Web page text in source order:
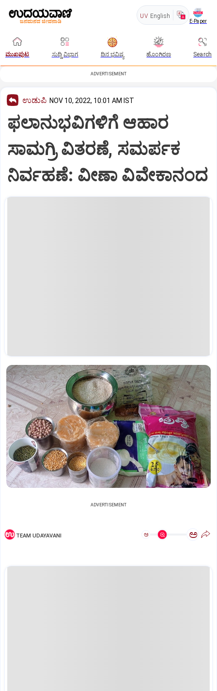
UV English
E-Paper
ಮುಖಪುಟ ಸುದ್ದಿ ವಿಭಾಗ ದಿನ ಭವಿಷ್ಯ ಹೊಂಗಿರಣ Search
ADVERTISEMENT
ಉಡುಪಿ NOV 10, 2022, 10:01 AM IST
ಫ‌ಲಾನುಭವಿಗಳಿಗೆ ಆಹಾರ
ಸಾಮಗ್ರಿ ವಿತರಣೆ, ಸಮರ್ಪಕ
ನಿರ್ವಹಣೆ: ವೀಣಾ ವಿವೇಕಾನಂದ
ADVERTISEMENT
TEAM UDAYAVANI ಅ ಅ